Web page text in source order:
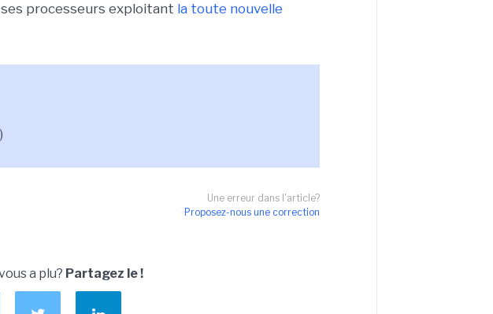
processeurs exploitant la toute nouvelle
Une erreur dans l'article?
Proposez-nous une correction
a plu? Partagez le !